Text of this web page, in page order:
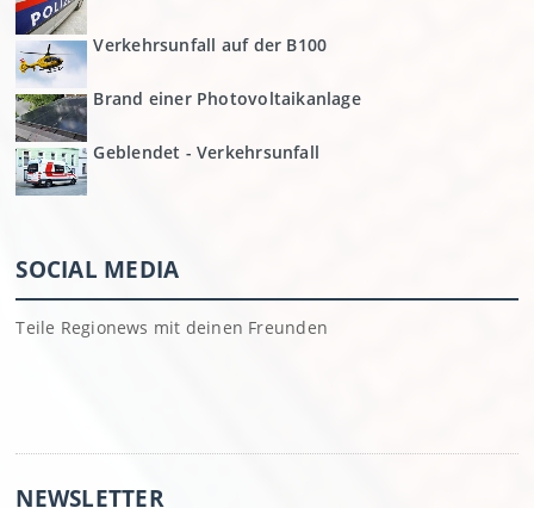
Verkehrsunfall auf der B100
Brand einer Photovoltaikanlage
Geblendet - Verkehrsunfall
SOCIAL MEDIA
Teile Regionews mit deinen Freunden
NEWSLETTER